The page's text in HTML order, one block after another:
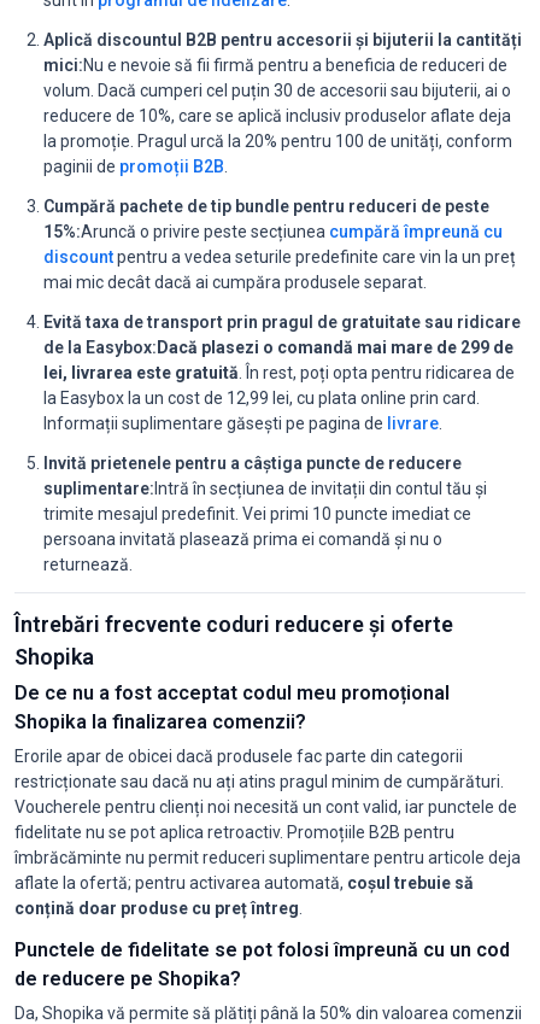
Aplică discountul B2B pentru accesorii și bijuterii la cantități
mici:Nu e nevoie să fii firmă pentru a beneficia de reduceri de
volum. Dacă cumperi cel puțin 30 de accesorii sau bijuterii, ai o
reducere de 10%, care se aplică inclusiv produselor aflate deja
la promoție. Pragul urcă la 20% pentru 100 de unități, conform
paginii de promoții B2B
Cumpără pachete de tip bundle pentru reduceri de peste
15%:Aruncă o privire peste secțiunea cumpără împreună cu
discountpentru a vedea seturile predefinite care vin la un preț
mai mic decât dacă ai cumpăra produsele separat.
Evită taxa de transport prin pragul de gratuitate sau ridicare
de la Easybox:Dacă plasezi o comandă mai mare de 299 de
lei, livrarea este gratuită . În rest, poți opta pentru ridicarea de
la Easybox la un cost de 12,99 lei, cu plata online prin card.
Informații suplimentare găsești pe pagina de livrare
Invită prietenele pentru a câștiga puncte de reducere
suplimentare:Intră în secțiunea de invitații din contul tău și
trimite mesajul predefinit. Vei primi 10 puncte imediat ce
persoana invitată plasează prima ei comandă și nu o
returnează.
Întrebări frecvente coduri reducere și oferte
Shopika
De ce nu a fost acceptat codul meu promoțional
Shopika la finalizarea comenzii?
Erorile apar de obicei dacă produsele fac parte din categorii
restricționate sau dacă nu ați atins pragul minim de cumpărături.
Voucherele pentru clienți noi necesită un cont valid, iar punctele de
fidelitate nu se pot aplica retroactiv. Promoțiile B2B pentru
îmbrăcăminte nu permit reduceri suplimentare pentru articole deja
aflate la ofertă; pentru activarea automată, coșul trebuie să
conțină doar produse cu preț întreg
Punctele de fidelitate se pot folosi împreună cu un cod
de reducere pe Shopika?
Da, Shopika vă permite să plătiți până la 50% din valoarea comenzii